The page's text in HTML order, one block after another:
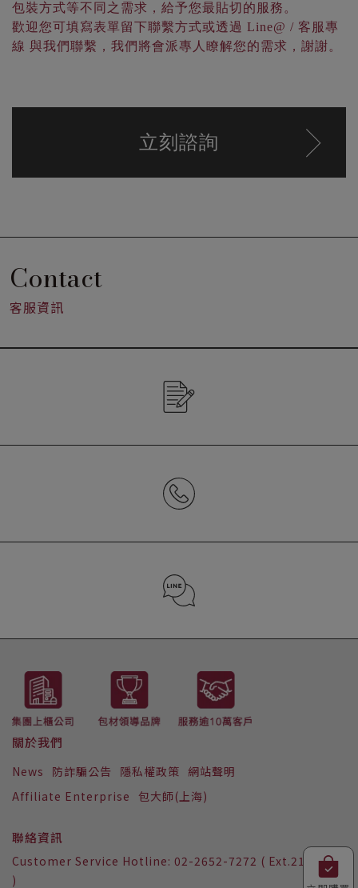
包裝方式等不同之需求，給予您最貼切的服務。
歡迎您可填寫表單留下聯繫方式或透過 Line@ / 客服專
線 與我們聯繫，我們將會派專人瞭解您的需求，謝謝。
立刻諮詢
Contact
客服資訊
LINE ID : @223iwizi
02-2652-7272 (分機2157)
CONTACT US
關於我們
News 防詐騙公告 隱私權政策 網站聲明
Affiliate Enterprise 包大師(上海)
聯絡資訊
Customer Service Hotline: 02-2652-7272 ( Ext.2157
)